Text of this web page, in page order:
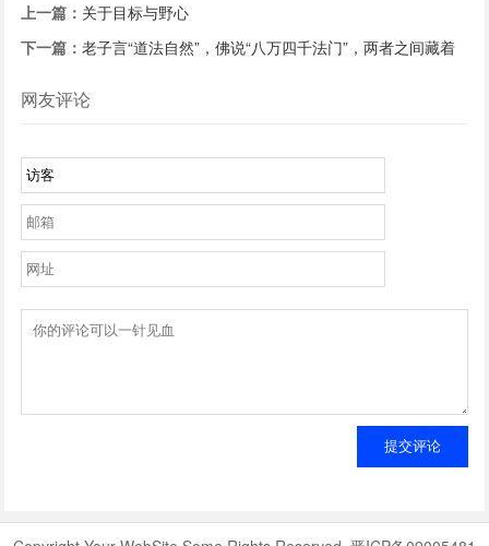
上一篇： 关于目标与野心
下一篇：老子言“道法自然”，佛说“八万四千法门”，两者之间藏着
网友评论
提交评论